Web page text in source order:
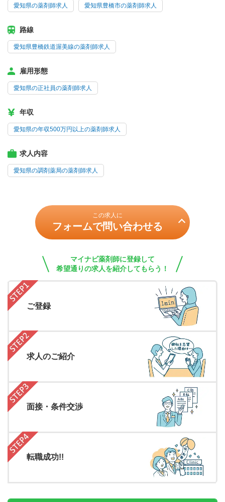
愛知県の薬剤師求人 愛知県豊橋市の薬剤師求人
路線
愛知県豊橋鉄道渥美線の薬剤師求人
雇用形態
愛知県の正社員の薬剤師求人
年収
愛知県の年収500万円以上の薬剤師求人
求人内容
愛知県の調剤薬局の薬剤師求人
この求人に
フォームで問い合わせる
マイナビ薬剤師に登録して
希望通りの求人を紹介してもらう！
ご登録
求人のご紹介
面接・条件交渉
転職成功!!